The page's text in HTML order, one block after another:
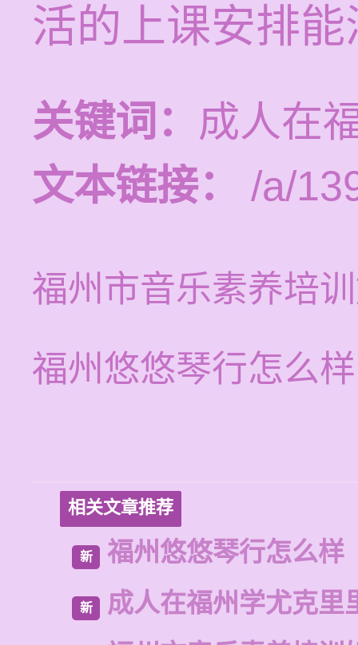
活的上课安排
关键词： 成人在
文本链接：
/a/
福州市音乐素养培
福州悠悠琴行怎么样
相关文章推荐
新 福州悠悠琴行怎么样
新
成人在福州学尤克里